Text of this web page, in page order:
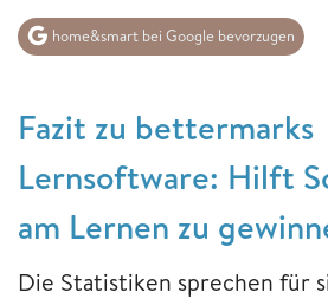
home&smart bei Google bevorzugen
Fazit zu bettermarks
Lernsoftware: Hilft
am Lernen zu
Die Statistiken sprechen für